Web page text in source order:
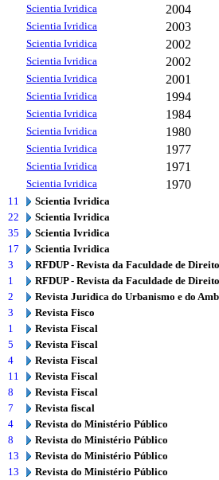
Scientia Ivridica
2004
Scientia Ivridica 2003
Scientia Ivridica 2002
Scientia Ivridica 2002
Scientia Ivridica 2001
Scientia Ivridica 1994
Scientia Ivridica 1984
Scientia Ivridica 1980
Scientia Ivridica 1977
Scientia Ivridica 1971
Scientia Ivridica 1970
11
Scientia Ivridica
22
Scientia Ivridica
35
Scientia Ivridica
17
Scientia Ivridica
3
RFDUP - Revista da Faculdade de
1
RFDUP - Revista da Faculdade de
2
Revista Juridica do Urbanismo e do
3
Revista Fisco
1
Revista Fiscal
5
Revista Fiscal
4
Revista Fiscal
11
Revista Fiscal
8
Revista Fiscal
7
Revista fiscal
4
Revista do Ministério Público
8
Revista do Ministério Público
13
Revista do Ministério Público
13
Revista do Ministério Público